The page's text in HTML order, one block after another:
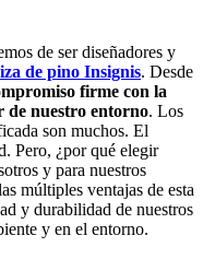
de ser diseñadores y
de pino Insignis. Desde
firme con la
de nuestro entorno. Los
son muchos. El
Pero, ¿por qué elegir
y para nuestros
múltiples ventajas de esta
y durabilidad de nuestros
y en el entorno.